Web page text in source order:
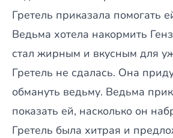
Гретель приказала помогать
Ведьма хотела накормить
стал жирным и вкусным для
Гретель не сдалась. Она
обмануть ведьму. Ведьма
показать ей, насколько он
Гретель была хитрая и